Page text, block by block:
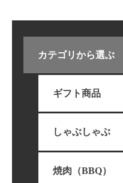
カテゴリから選ぶ
ギフト商品
しゃぶしゃぶ
焼肉（BBQ）